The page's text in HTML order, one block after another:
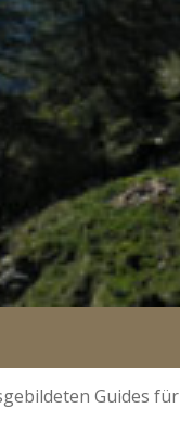
Guides für